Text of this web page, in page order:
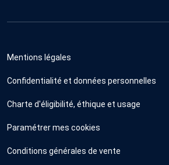
Mentions légales
Confidentialité et données personnelles
Charte d'éligibilité, éthique et usage
Paramétrer mes cookies
Conditions générales de vente